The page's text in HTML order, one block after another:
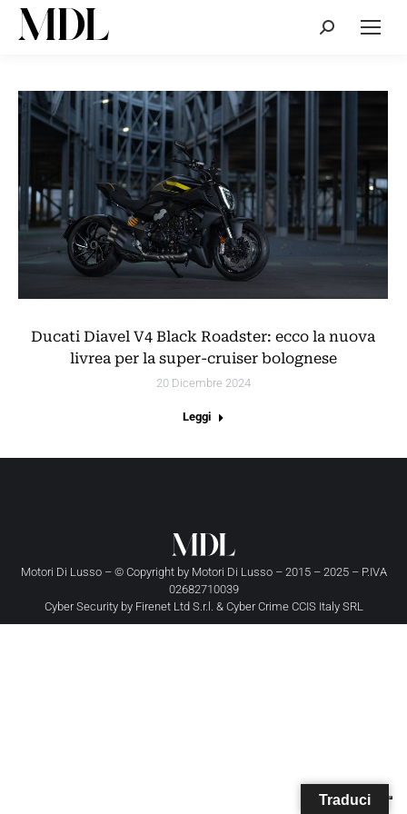
Cerca:
Ducati Diavel V4 Black Roadster: ecco la nuova
livrea per la super-cruiser bolognese
20 Dicembre 2024
Leggi
Motori Di Lusso – © Copyright by Motori Di Lusso– 2015 – 2025 – P.IVA
02682710039
Cyber Security by Firenet Ltd S.r.l. & Cyber Crime CCIS Italy SRL
Traduci